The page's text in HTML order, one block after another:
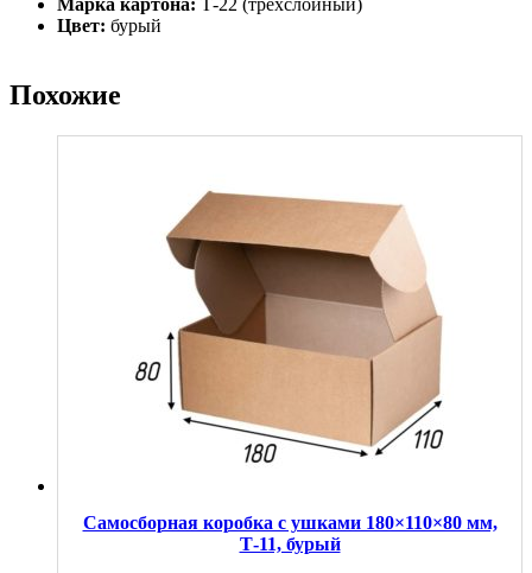
Марка картона: Т-22 (трехслойный)
Цвет: бурый
Похожие
Самосборная коробка с ушками 180×110×80 мм,
Т-11, бурый